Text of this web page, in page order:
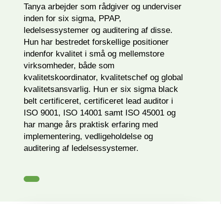
Tanya arbejder som rådgiver og underviser
inden for six sigma, PPAP,
ledelsessystemer og auditering af disse.
Hun har bestredet forskellige positioner
indenfor kvalitet i små og mellemstore
virksomheder, både som
kvalitetskoordinator, kvalitetschef og global
kvalitetsansvarlig. Hun er six sigma black
belt certificeret, certificeret lead auditor i
ISO 9001, ISO 14001 samt ISO 45001 og
har mange års praktisk erfaring med
implementering, vedligeholdelse og
auditering af ledelsessystemer.